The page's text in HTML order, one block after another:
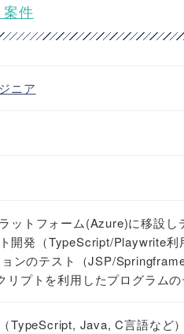
案件
ニア
ットフォーム(Azure)に移設し
開発（TypeScript/Playwrite利
ンのテスト（JSP/
リプトを利用したプログラム
TypeScript, Java, C言語など）